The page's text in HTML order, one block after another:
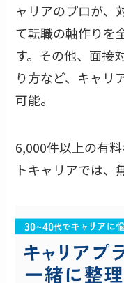
ャリアのプロが、
て転職の軸作りを
す。その他、面接
り方など、キャリ
可能。
6,000件以上の有
トキャリアでは、